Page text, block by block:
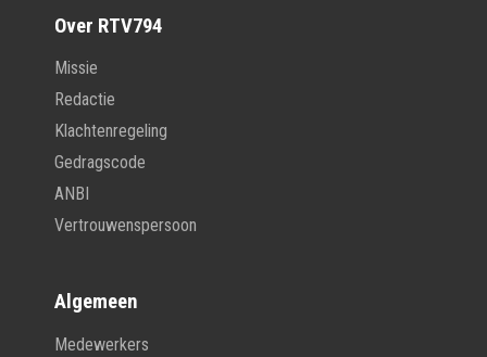
Over RTV794
Missie
Redactie
Klachtenregeling
Gedragscode
ANBI
Vertrouwenspersoon
Algemeen
Medewerkers